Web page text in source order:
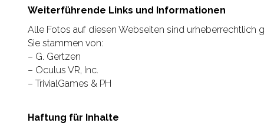
Weiterführende Links und Informationen
Alle Fotos auf diesen Webseiten sind urheberrechtlich
Sie stammen von:
– G. Gertzen
– Oculus VR, Inc.
– TrivialGames & PH
Haftung für Inhalte